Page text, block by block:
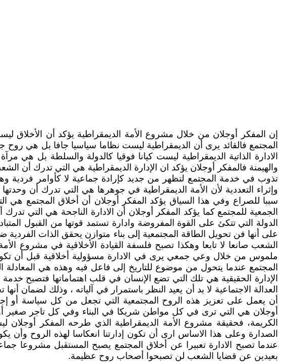
إن المفكر أوجلان من خلال مشروع الأمة الديمقراطية يؤكد أن الأخلاق
المجتمع فالقائد يرى أن الديمقراطية ليست نظاما سياسيا جافا بل هي روح
الادارة الذاتية الديمقراطية ليست كيانا فوقيا كالدولة والسلطة بل
والهيمنة فالمفكر أوجلان يؤكد ان الإدارة الديمقراطية هي التي تدرك أن
تذوب في خدمة المجتمع لتظهر من جديد كإرادة جماعية لا كأوامر فردية
وإثراء التعددية لأن الأمة الديمقراطية في جوهرها هي التي تدرك أن
سببا للصراع وفي هذا السياق يؤكد المفكر أوجلان أن أخلاق المجتمع هي
الجمعية للمجتمع كما يؤكد المفكر أوجلان أن الادارة الناجحة هي التي
الدولة التي تتكئ على القوة المفروضة وادارة تستمد قوتها من القبول
على أنها فن تحويل الطاقة المجتمعية إلى بناء متوازن يحقق الذات
الشعب صانعا لا تابعا وهكذا تصبح فلسفة القيادة الأخلاقية في مشروع
ملموس من خلال وعي جمعي يرى في الادارة مسؤولية أخلاقية قبل أن تكون
المجتمع عندما يتحول من موضوع للتاريخ إلى فاعل فيه وهذه هي
الإدارة الحقيقية هي تلك التي تضع الإنسان في قلب اهتماماتها فتصبح
العدالة الاجتماعية لا بد أن يعيد النظر باستمرار في آلياته ، وذلك لضمان
أن يعمل على تعزيز هذه الروح المجتمعية التي تجعل من كل سياسة أو
أوجلان هي التي ترى في كل مواطن شريكا في البناء وفي كل تاجر صغير
الكريمة، فحقيقة مشروع الأمة الديمقراطية الذي طرحه المفكر
الصدارة وعلى هذا الاساس ارى أن تكون إدارتنا انعكاسا لهذه الروح وأن
عندما تصبح الادارة تعبيرا عن أخلاق المجتمع يصبح المستقبل مشروعا
بعيدين عن قضايا الشعب لن تصبحوا أصحاب روح عظيمة.